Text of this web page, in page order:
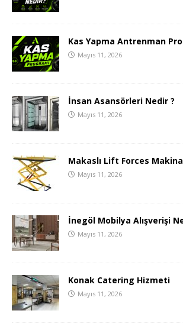
Kas Yapma Antrenman
Mayıs 11, 2026
İnsan Asansörleri Nedir ?
Mayıs 11, 2026
Makaslı Lift Forces Makina
Mayıs 11, 2026
İnegöl Mobilya Alışverişi
Mayıs 11, 2026
Konak Catering Hizmeti
Mayıs 11, 2026